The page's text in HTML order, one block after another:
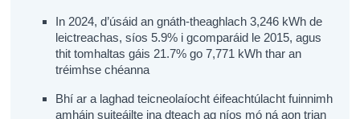
In 2024, d’úsáid an gnáth-theaghlach 3,246 kWh de
leictreachas, síos 5.9% i gcomparáid le 2015, agus
thit tomhaltas gáis 21.7% go 7,771 kWh thar an
tréimhse chéanna
Bhí ar a laghad teicneolaíocht éifeachtúlacht fuinnimh
amháin suiteáilte ina dteach ag níos mó ná aon trian